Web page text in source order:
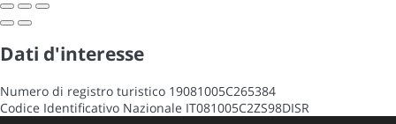
Dati d'interesse
Numero di registro turistico 19081005C265384
Codice Identificativo Nazionale IT081005C2ZS98DISR